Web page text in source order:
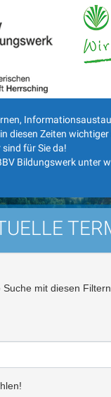
diesen Zeiten wichtiger
für Sie da!
Bildungswerk unter
Suche mit diesen